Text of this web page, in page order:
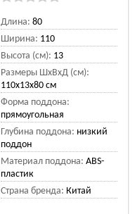
Длина: 80
Ширина: 110
Высота (см): 13
Размеры ШхВхД (см):
110x13x80 см
Форма поддона:
прямоугольная
Глубина поддона: низкий
поддон
Материал поддона: ABS-
пластик
Страна бренда: Китай